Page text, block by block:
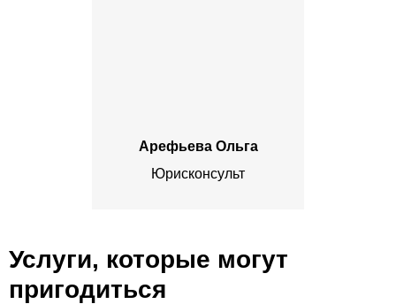
Арефьева Ольга
Юрисконсульт
Услуги, которые могут
пригодиться